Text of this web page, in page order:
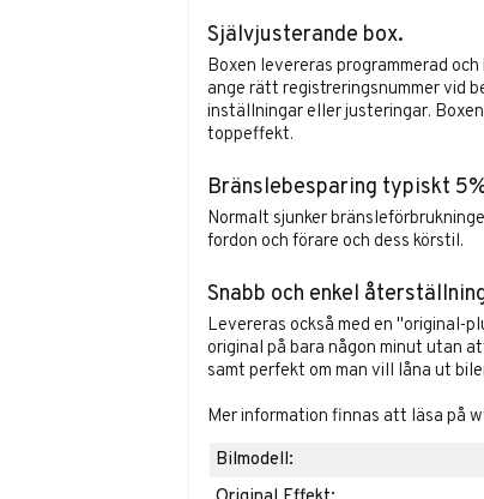
Självjusterande box.
Boxen levereras programmerad
ange rätt registreringsnummer vid
inställningar eller justeringar.
toppeffekt.
Bränslebesparing typiskt
Normalt sjunker
fordon och förare och dess körstil.
Snabb och enkel
Levereras också med en "original-
original på bara någon minut utan
samt perfekt om man vill låna ut
Mer information finnas att läsa på
Bilmodell: